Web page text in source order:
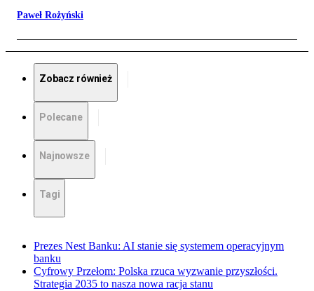
Paweł Rożyński
Zobacz również
Polecane
Najnowsze
Tagi
Prezes Nest Banku: AI stanie się systemem operacyjnym
banku
Cyfrowy Przełom: Polska rzuca wyzwanie przyszłości.
Strategia 2035 to nasza nowa racja stanu